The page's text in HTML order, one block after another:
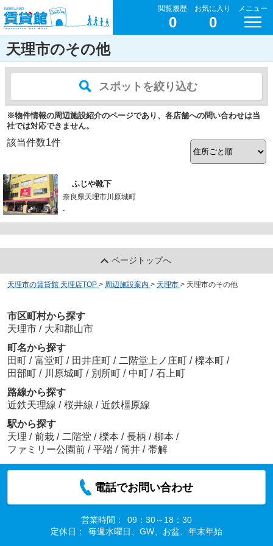
閲覧履歴
0
お気に入り
0
メニュー
天理市のその他
スポットを絞り込む
※物件情報の周辺施設紹介のページであり、各店舗への問い合わせは当
社では対応できません。
該当件数1件
ふじや靴下
奈良県天理市川原城町
-
ページトップへ
天理市の賃貸館 天理店TOP > 周辺施設案内 > 天理市 > 天理市のその他
市区町村から探す
天理市 / 大和郡山市
町名から探す
田町 / 富堂町 / 田井庄町 / 二階堂上ノ庄町 / 櫟本町 /
田部町 / 川原城町 / 別所町 / 中町 / 石上町
路線から探す
近鉄天理線 / 桜井線 / 近鉄橿原線
駅から探す
天理 / 前栽 / 二階堂 / 櫟本 / 長柄 / 柳本 /
ファミリー公園前 / 平端 / 筒井 / 帯解
電話でお問い合わせ
営業時間：
09：30～18：30
定休日：
毎週水曜日、GW、お盆、年末年始